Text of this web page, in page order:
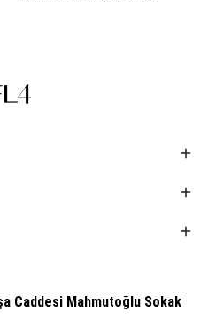
Caddesi Mahmutoğlu Sokak